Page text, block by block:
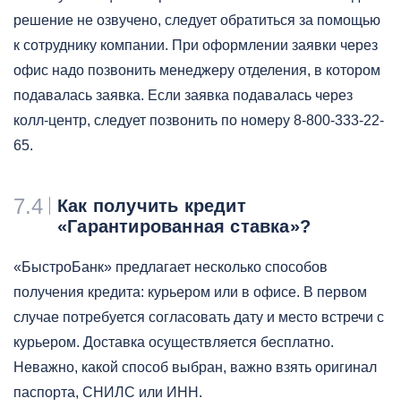
решение не озвучено, следует обратиться за помощью
к сотруднику компании. При оформлении заявки через
офис надо позвонить менеджеру отделения, в котором
подавалась заявка. Если заявка подавалась через
колл-центр, следует позвонить по номеру 8-800-333-22-
65.
7.4
Как получить кредит
«Гарантированная ставка»?
«БыстроБанк» предлагает несколько способов
получения кредита: курьером или в офисе. В первом
случае потребуется согласовать дату и место встречи с
курьером. Доставка осуществляется бесплатно.
Неважно, какой способ выбран, важно взять оригинал
паспорта, СНИЛС или ИНН.